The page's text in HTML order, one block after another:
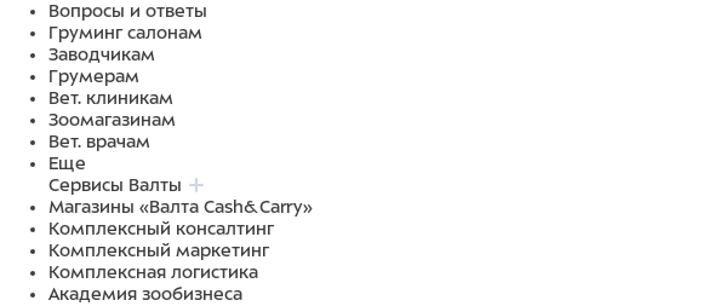
Вопросы и ответы
Груминг салонам
Заводчикам
Грумерам
Вет. клиникам
Зоомагазинам
Вет. врачам
Еще
Сервисы Валты
Магазины «Валта Cash&Carry»
Комплексный консалтинг
Комплексный маркетинг
Комплексная логистика
Академия зообизнеса